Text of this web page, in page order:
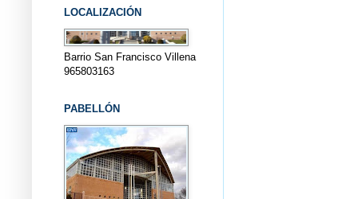
LOCALIZACIÓN
Barrio San Francisco Villena
965803163
PABELLÓN